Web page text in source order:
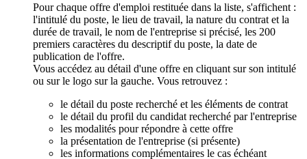
Pour chaque offre d'emploi restituée dans la liste, s'affichent :
l'intitulé du poste, le lieu de travail, la nature du contrat et la
durée de travail, le nom de l'entreprise si précisé, les 200
premiers caractères du descriptif du poste, la date de
publication de l'offre.
Vous accédez au détail d'une offre en cliquant sur son intitulé
ou sur le logo sur la gauche. Vous retrouvez :
le détail du poste recherché et les éléments de contrat
le détail du profil du candidat recherché par l'entreprise
les modalités pour répondre à cette offre
la présentation de l'entreprise (si présente)
les informations complémentaires le cas échéant